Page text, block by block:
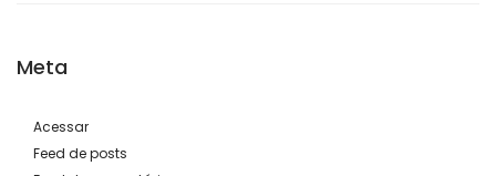
Meta
Acessar
Feed de posts